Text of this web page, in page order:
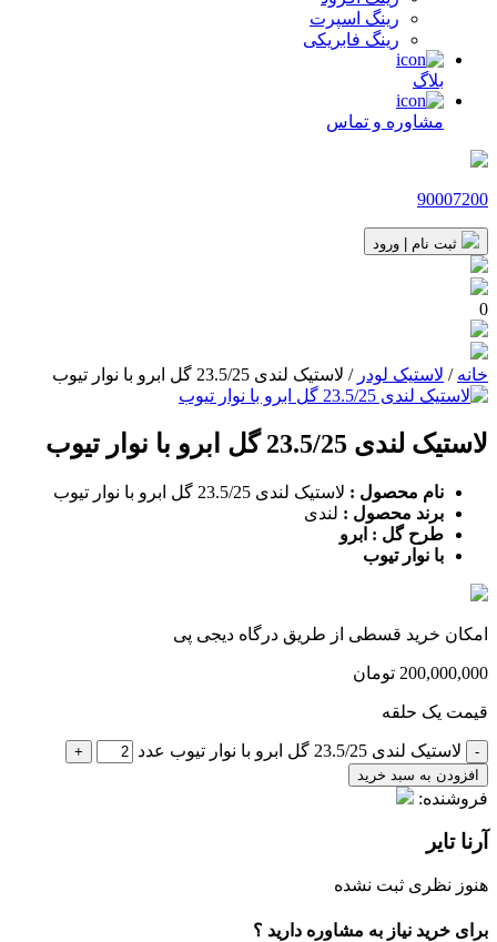
رینگ اسپرت
رینگ فابریکی
بلاگ
مشاوره و تماس
90007200
0
خانه / لاستیک لودر / لاستیک لندی 23.5/25 گل ابرو با نوار تیوب
لاستیک لندی 23.5/25 گل ابرو با نوار تیوب
نام محصول : لاستیک لندی 23.5/25 گل ابرو با نوار تیوب
برند محصول : لندی
طرح گل : ابرو
با نوار تیوب
امکان خرید قسطی از طریق درگاه دیجی پی
200,000,000 تومان
قیمت یک حلقه
- لاستیک لندی 23.5/25 گل ابرو با نوار تیوب عدد
+
افزودن به سبد خرید
فروشنده:
آرنا تایر
هنوز نظری ثبت نشده
برای خرید نیاز به مشاوره دارید ؟